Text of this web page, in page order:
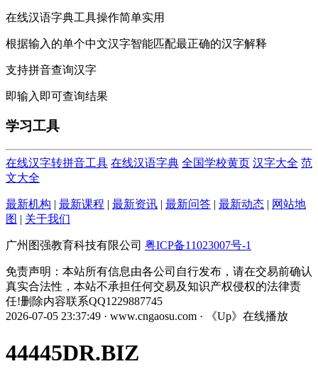
在线汉语字典工具操作简单实用
根据输入的单个中文汉字智能匹配最正确的汉字解释
支持拼音查询汉字
即输入即可查询结果
学习工具
在线汉字转拼音工具 在线汉语字典 全国学校黄页 汉字大全 范
文大全
最新机构 | 最新课程 | 最新资讯 | 最新问答 | 最新动态 | 网站地
图 | 关于我们
广州图强教育科技有限公司 粤ICP备11023007号-1
免责声明：本站所有信息由各公司自行发布，请在交易前确认
真实合法性，本站不承担任何交易及知识产权侵权的法律责
任!删除内容联系QQ1229887745
2026-07-05 23:37:49 · www.cngaosu.com · 《Up》在线播放
44445DR.BIZ